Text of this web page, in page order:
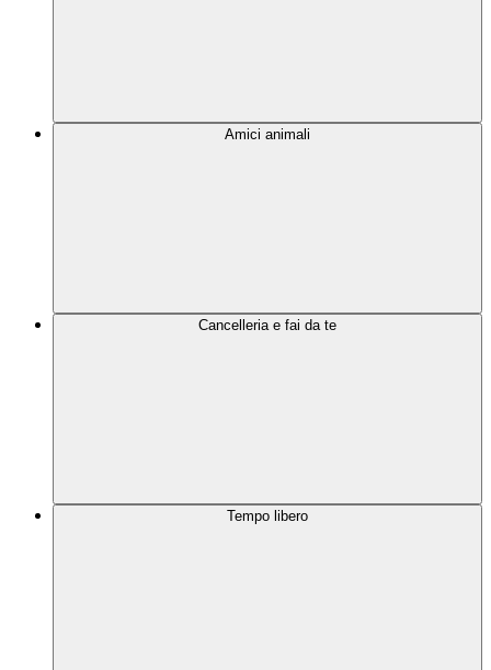
Amici animali
Cancelleria e fai da te
Tempo libero